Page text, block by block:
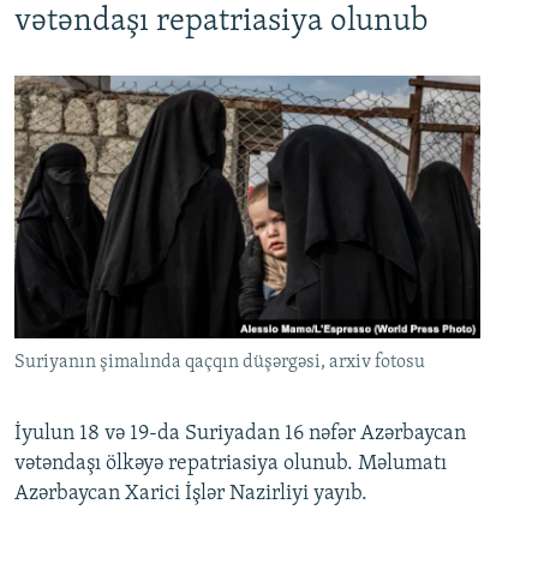
vətəndaşı repatriasiya olunub
Suriyanın şimalında qaçqın düşərgəsi, arxiv fotosu
İyulun 18 və 19-da Suriyadan 16 nəfər Azərbaycan
vətəndaşı ölkəyə repatriasiya olunub. Məlumatı
Azərbaycan Xarici İşlər Nazirliyi yayıb.